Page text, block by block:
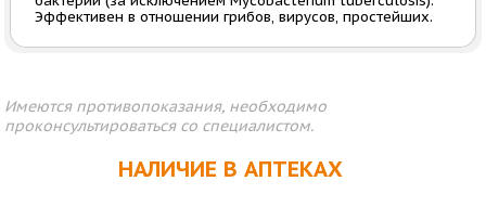
Эффективен в отношении грибов, вирусов, простейших.
Имеются противопоказания, необходимо
проконсультироваться со специалистом.
НАЛИЧИЕ В АПТЕКАХ